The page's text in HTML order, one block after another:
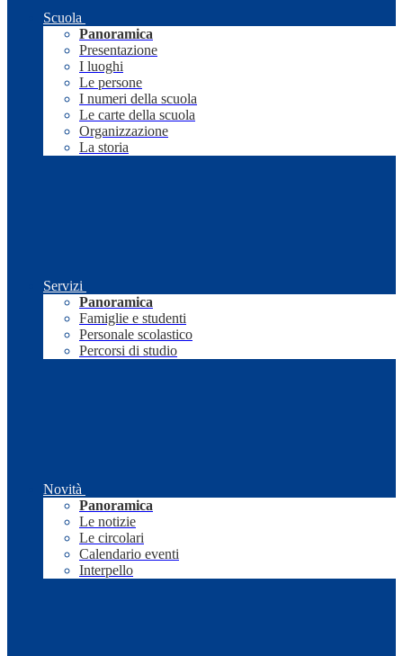
Scuola
Panoramica
Presentazione
I luoghi
Le persone
I numeri della scuola
Le carte della scuola
Organizzazione
La storia
Servizi
Panoramica
Famiglie e studenti
Personale scolastico
Percorsi di studio
Novità
Panoramica
Le notizie
Le circolari
Calendario eventi
Interpello